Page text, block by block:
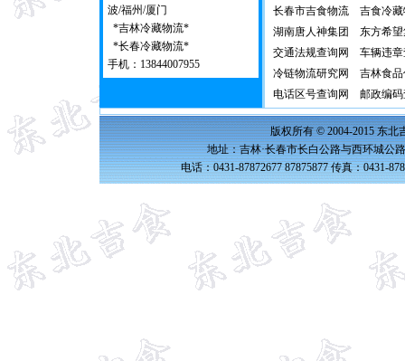
波/福州/厦门
*吉林冷藏物流*
*长春冷藏物流*
手机：13844007955
长春市吉食物流
吉食冷
湖南唐人神集团
东方希
交通法规查询网
车辆违
冷链物流研究网
吉林食
电话区号查询网
邮政编
版权所有 © 2004-2015 东北
地址：吉林·长春市长白公路与西环城公
电话：0431-87872677 87875877 传真：0431-